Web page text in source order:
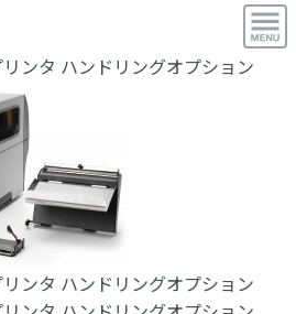
ンタ ハンドリングオプション
ンタ ハンドリングオプション